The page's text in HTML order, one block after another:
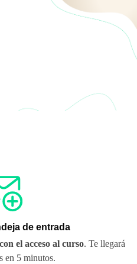
de entrada
el acceso al curso. Te llegará
en 5 minutos.